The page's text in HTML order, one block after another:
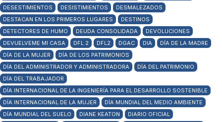
DESESTIMIENTOS
DESISTIMIENTOS
DESMALEZADOS
DESTACAN EN LOS PRIMEROS LUGARES
DESTINOS
DETECTORES DE HUMO
DEUDA CONSOLIDADA
DEVOLUCIONES
DEVUELVEME MI CASA
DFL 2 DFL2 DGAC DIA
DÍA DE LA MADRE
DÍA DE LA MUJER
DÍA DE LOS PATRIMONIOS
DÍA DEL ADMINISTRADOR Y ADMINISTRADORA
DÍA DEL PATRIMONIO
DÍA DEL TRABAJADOR
DÍA INTERNACIONAL DE LA INGENIERÍA PARA EL DESARROLLO SOSTENIBLE
DÍA INTERNACIONAL DE LA MUJER
DÍA MUNDIAL DEL MEDIO AMBIENTE
DÍA MUNDIAL DEL SUELO
DIANE KEATON
DIARIO OFICIAL